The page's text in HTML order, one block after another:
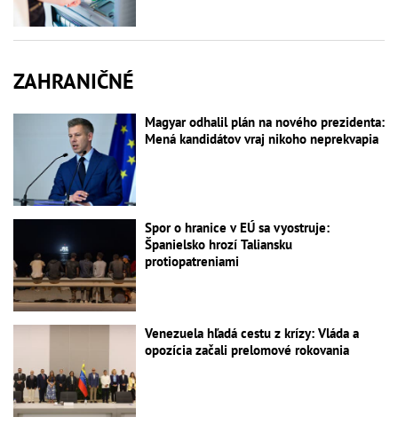
ZAHRANIČNÉ
Magyar odhalil plán na nového prezidenta:
Mená kandidátov vraj nikoho neprekvapia
Spor o hranice v EÚ sa vyostruje:
Španielsko hrozí Taliansku
protiopatreniami
Venezuela hľadá cestu z krízy: Vláda a
opozícia začali prelomové rokovania